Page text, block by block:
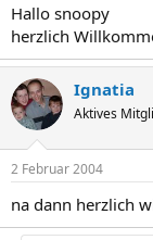
Hallo snoopy
herzlich
Ignatia
Aktives
2 Februar 2004
na dann herzlich